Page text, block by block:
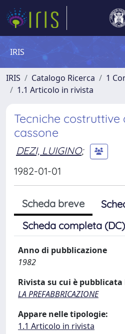
IRIS
IRIS Catalogo Ricerca
1
1.1 Articolo in rivista
Tecniche costruttive
cassone
DEZI, LUIGINO;
1982-01-01
Scheda breve
Scheda completa (DC)
Anno di pubblicazione
1982
Rivista su cui è pubblicata
LA PREFABBRICAZIONE
Appare nelle tipologie:
1.1 Articolo in rivista